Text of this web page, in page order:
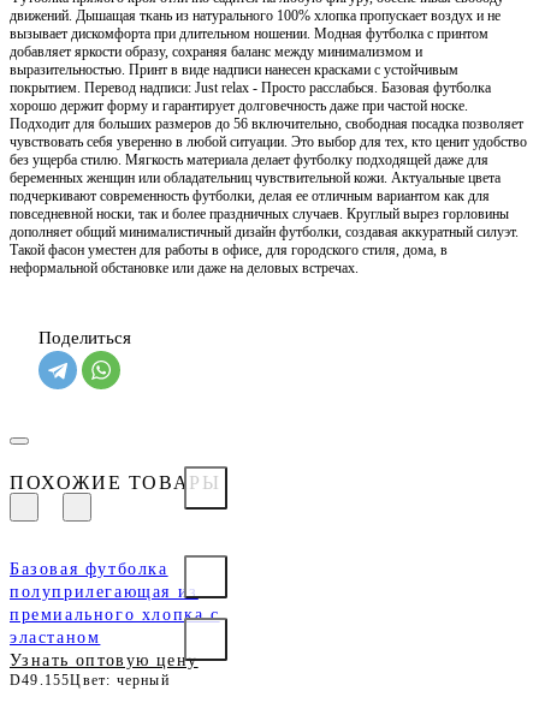
движений. Дышащая ткань из натурального 100% хлопка пропускает воздух и не
вызывает дискомфорта при длительном ношении. Модная футболка с принтом
добавляет яркости образу, сохраняя баланс между минимализмом и
выразительностью. Принт в виде надписи нанесен красками с устойчивым
покрытием. Перевод надписи: Just relax - Просто расслабься. Базовая футболка
хорошо держит форму и гарантирует долговечность даже при частой носке.
Подходит для больших размеров до 56 включительно, свободная посадка позволяет
чувствовать себя уверенно в любой ситуации. Это выбор для тех, кто ценит удобство
без ущерба стилю. Мягкость материала делает футболку подходящей даже для
беременных женщин или обладательниц чувствительной кожи. Актуальные цвета
подчеркивают современность футболки, делая ее отличным вариантом как для
повседневной носки, так и более праздничных случаев. Круглый вырез горловины
дополняет общий минималистичный дизайн футболки, создавая аккуратный силуэт.
Такой фасон уместен для работы в офисе, для городского стиля, дома, в
неформальной обстановке или даже на деловых встречах.
Поделиться
ПОХОЖИЕ ТОВАРЫ
Базовая футболка
полуприлегающая из
премиального хлопка с
эластаном
Узнать оптовую цену
D49.155Цвет: черный